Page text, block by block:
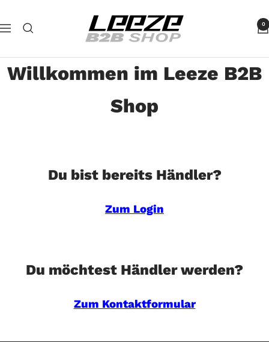
zum
Navigation
Leeze
B2B
0
Willkommen im Leeze B2B
Shop
Du bist bereits Händler?
Zum Login
Du möchtest Händler werden?
Zum Kontaktformular